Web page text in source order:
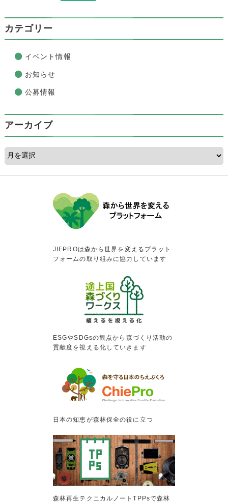
カテゴリー
イベント情報
お知らせ
公募情報
アーカイブ
JIFPROは森から世界を変えるプラット
フォームの取り組みに協力しています
ESGやSDGsの観点から森づくり活動の
貢献度を視える化していきます
日本の知恵が森林保全の役に立つ
森林再生テクニカルノートTPPsで森林